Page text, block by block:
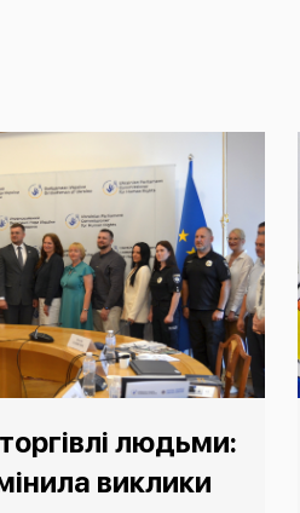
людьми:
виклики